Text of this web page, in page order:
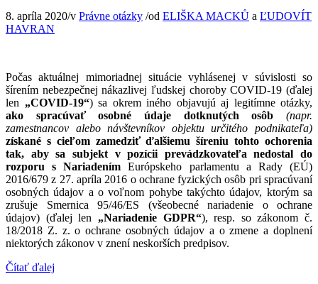
8. apríla 2020/v Právne otázky /od ELIŠKA MACKŮ a ĽUDOVÍT
HAVRAN
Počas aktuálnej mimoriadnej situácie vyhlásenej v súvislosti so
šírením nebezpečnej nákazlivej ľudskej choroby COVID-19 (ďalej
len „COVID-19“) sa okrem iného objavujú aj legitímne otázky,
ako spracúvať osobné údaje dotknutých osôb (napr.
zamestnancov alebo návštevníkov objektu určitého podnikateľa)
získané s cieľom zamedziť ďalšiemu šíreniu tohto ochorenia
tak, aby sa subjekt v pozícii prevádzkovateľa nedostal do
rozporu s Nariadením Európskeho parlamentu a Rady (EÚ)
2016/679 z 27. apríla 2016 o ochrane fyzických osôb pri spracúvaní
osobných údajov a o voľnom pohybe takýchto údajov, ktorým sa
zrušuje Smernica 95/46/ES (všeobecné nariadenie o ochrane
údajov) (ďalej len „Nariadenie GDPR“), resp. so zákonom č.
18/2018 Z. z. o ochrane osobných údajov a o zmene a doplnení
niektorých zákonov v znení neskorších predpisov.
Čítať ďalej